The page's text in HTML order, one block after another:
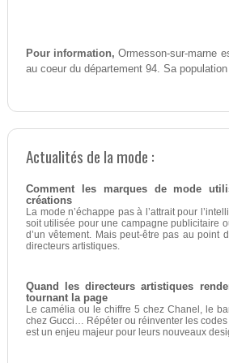
Pour information, Ormesson-sur-marne
au coeur du département 94. Sa
Actualités de la mode :
Comment les marques de mode
créations
La mode n’échappe pas à l’attrait pour
soit utilisée pour une campagne publicitaire
d’un vêtement. Mais peut-être pas au point
directeurs artistiques.
Quand les directeurs artistiques
tournant la page
Le camélia ou le chiffre 5 chez Chanel, le
chez Gucci… Répéter ou réinventer les
est un enjeu majeur pour leurs nouveaux